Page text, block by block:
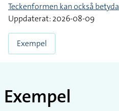
Teckenformen kan också betyda
Uppdaterat: 2026-08-09
Exempel
Exempel